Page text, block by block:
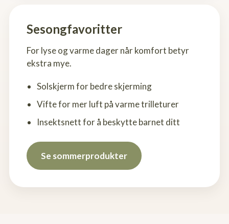
Sesongfavoritter
For lyse og varme dager når komfort betyr
ekstra mye.
Solskjerm for bedre skjerming
Vifte for mer luft på varme trilleturer
Insektsnett for å beskytte barnet ditt
Se sommerprodukter